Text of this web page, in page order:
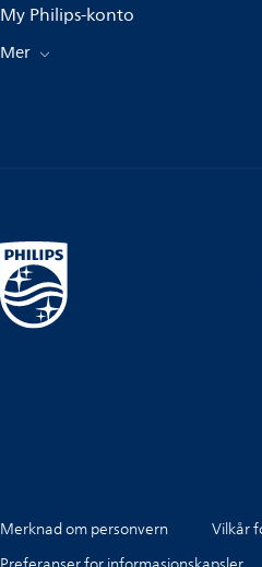
My Philips-konto
Mer
Merknad om personvern Vilkår